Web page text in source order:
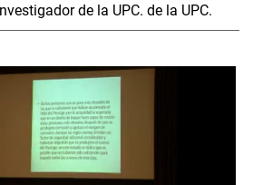
de la UPC. de la UPC.